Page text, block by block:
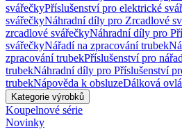
svářečkyPříslušenství pro elektrické
svářečkyNáhradní díly pro Zrcadlové
zrcadlové svářečkyNáhradní díly pro
svářečkyNářadí na zpracování trubek
zpracování trubekPříslušenství pro
trubekNáhradní díly pro Příslušenství
trubekNápověda k obsluzeDálková
Kategorie výrobků
Koupelnové série
Novinky